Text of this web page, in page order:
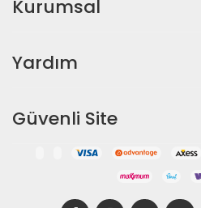
Kurumsal
Yardım
Güvenli Site